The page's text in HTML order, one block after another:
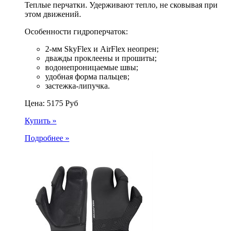
Теплые перчатки. Удерживают тепло, не сковывая при
этом движений.
Особенности гидроперчаток:
2-мм SkyFlex и AirFlex неопрен;
дважды проклеены и прошиты;
водонепроницаемые швы;
удобная форма пальцев;
застежка-липучка.
Цена: 5175 Руб
Купить »
Подробнее »